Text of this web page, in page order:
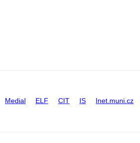
Medial ELF CIT IS Inet.muni.cz